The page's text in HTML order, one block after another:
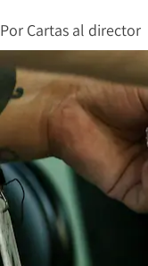
Por Cartas al director